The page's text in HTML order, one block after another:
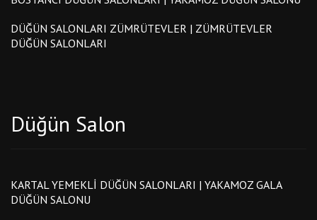
DÜĞÜN SALONLARI ZÜMRÜTEVLER | ZÜMRÜTEVLER
DÜĞÜN SALONLARI
Düğün Salon
KARTAL YEMEKLI DÜĞÜN SALONLARI | YAKAMOZ GALA
DÜĞÜN SALONU